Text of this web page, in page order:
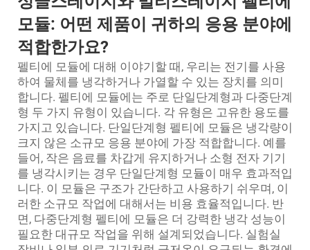
모듈: 어떤 제품이 귀하의 응용 분야에
적합한가요?
펠티에 모듈에 대해 이야기할 때, 우리는 전기를 사용
하여 물체를 냉각하거나 가열할 수 있는 장치를 의미
합니다. 펠티에 모듈에는 주로 단일단계형과 다중단계
형 두 가지 유형이 있습니다. 각 유형은 고유한 용도를
가지고 있습니다. 단일단계형 펠티에 모듈은 냉각량이
크지 않은 소규모 응용 분야에 가장 적합합니다. 예를
들어, 작은 음료를 차갑게 유지하거나 소형 전자 기기
를 냉각시키는 경우 단일단계형 모듈이 매우 효과적입
니다. 이 모듈은 구조가 간단하고 사용하기 쉬우며, 이
러한 소규모 작업에 대해서는 비용 효율적입니다. 반
면, 다중단계형 펠티에 모듈은 더 강력한 냉각 성능이
필요한 대규모 작업을 위해 설계되었습니다. 실험실